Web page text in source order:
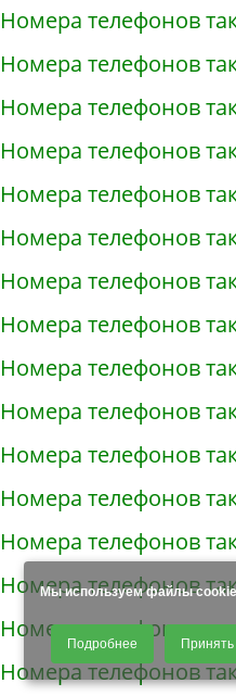
Мы используем файлы
Продолжая использовать наш сайт,
файлов - COOKIES,
данные об идентификаторе
доступа к сайту, история поисковых
Подробнее Принять
Номера телефонов
Номера телефонов
Номера телефонов
Номера телефонов
Номера телефонов
Номера телефонов
Номера телефонов
Номера телефонов
Номера телефонов
Номера телефонов
Номера телефонов
Номера телефонов
Номера телефонов
Номера телефонов
Номера телефонов
Номера телефонов